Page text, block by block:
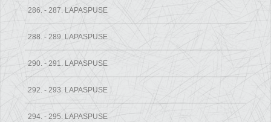
286. - 287. LAPASPUSE
288. - 289. LAPASPUSE
290. - 291. LAPASPUSE
292. - 293. LAPASPUSE
294. - 295. LAPASPUSE